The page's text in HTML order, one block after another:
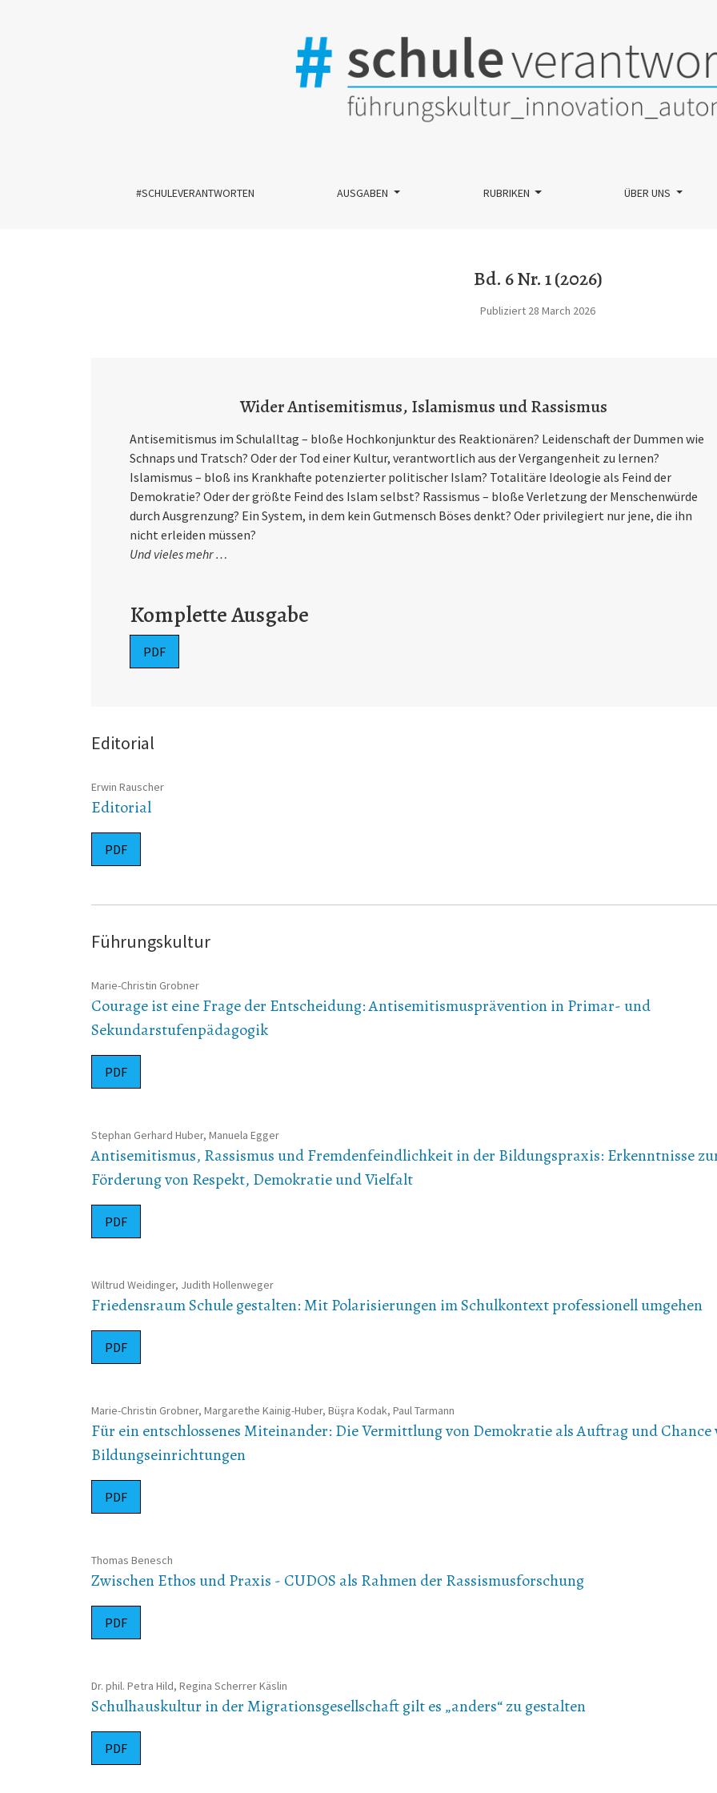
Bd. 6 Nr. 1 (2026): Wider Antisemitismus, Islamismus und Rassismus
#SCHULEVERANTWORTEN AUSGABEN RUBRIKEN ÜBER UNS
Bd. 6 Nr. 1 (2026)
Publiziert 28 March 2026
Wider Antisemitismus, Islamismus und Rassismus
Antisemitismus im Schulalltag – bloße Hochkonjunktur des Reaktionären? Leidenschaft der Dummen wie
Schnaps und Tratsch? Oder der Tod einer Kultur, verantwortlich aus der Vergangenheit zu lernen?
Islamismus – bloß ins Krankhafte potenzierter politischer Islam? Totalitäre Ideologie als Feind der
Demokratie? Oder der größte Feind des Islam selbst? Rassismus – bloße Verletzung der Menschenwürde
durch Ausgrenzung? Ein System, in dem kein Gutmensch Böses denkt? Oder privilegiert nur jene, die ihn
nicht erleiden müssen?
Und vieles mehr …
Komplette Ausgabe
PDF
Editorial
Erwin Rauscher
Editorial
PDF
Führungskultur
Marie-Christin Grobner
Courage ist eine Frage der Entscheidung: Antisemitismusprävention in Primar- und
Sekundarstufenpädagogik
PDF
Stephan Gerhard Huber, Manuela Egger
Antisemitismus, Rassismus und Fremdenfeindlichkeit in der Bildungspraxis: Erkenntnisse
Förderung von Respekt, Demokratie und Vielfalt
PDF
Wiltrud Weidinger, Judith Hollenweger
Friedensraum Schule gestalten: Mit Polarisierungen im Schulkontext professionell umgehen
PDF
Marie-Christin Grobner, Margarethe Kainig-Huber, Büşra Kodak, Paul Tarmann
Für ein entschlossenes Miteinander: Die Vermittlung von Demokratie als Auftrag und Chance
Bildungseinrichtungen
PDF
Thomas Benesch
Zwischen Ethos und Praxis - CUDOS als Rahmen der Rassismusforschung
PDF
Dr. phil. Petra Hild, Regina Scherrer Käslin
Schulhauskultur in der Migrationsgesellschaft gilt es „anders“ zu gestalten
PDF